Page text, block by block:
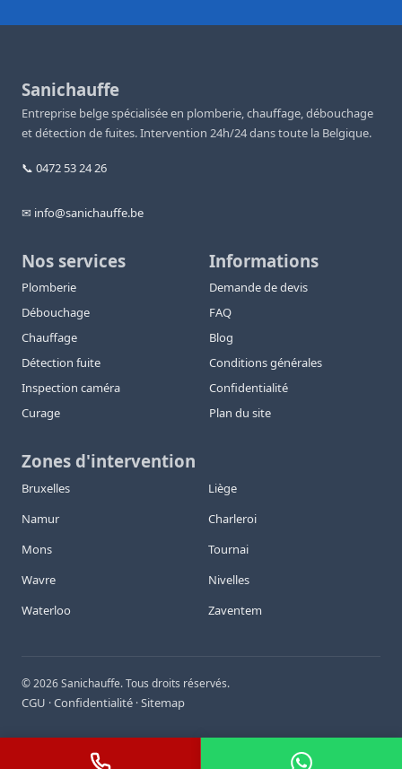
Sanichauffe
Entreprise belge spécialisée en plomberie, chauffage, débouchage
et détection de fuites. Intervention 24h/24 dans toute la Belgique.
📞 0472 53 24 26
✉ info@sanichauffe.be
Nos services
Plomberie
Débouchage
Chauffage
Détection fuite
Inspection caméra
Curage
Informations
Demande de devis
FAQ
Blog
Conditions générales
Confidentialité
Plan du site
Zones d'intervention
Bruxelles
Liège
Namur
Charleroi
Mons
Tournai
Wavre
Nivelles
Waterloo
Zaventem
©2026Sanichauffe. Tous droits réservés.
CGU ·Confidentialité ·Sitemap